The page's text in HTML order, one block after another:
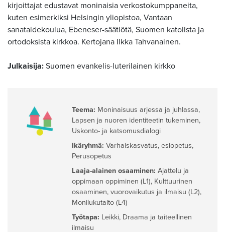
kirjoittajat edustavat moninaisia verkostokumppaneita,
kuten esimerkiksi Helsingin yliopistoa, Vantaan
sanataidekoulua, Ebeneser-säätiötä, Suomen katolista ja
ortodoksista kirkkoa. Kertojana Ilkka Tahvanainen.
Julkaisija: Suomen evankelis-luterilainen kirkko
Teema: Moninaisuus arjessa ja juhlassa,
Lapsen ja nuoren identiteetin tukeminen,
Uskonto- ja katsomusdialogi
Ikäryhmä: Varhaiskasvatus, esiopetus,
Perusopetus
Laaja-alainen osaaminen: Ajattelu ja
oppimaan oppiminen (L1), Kulttuurinen
osaaminen, vuorovaikutus ja ilmaisu (L2),
Monilukutaito (L4)
Työtapa: Leikki, Draama ja taiteellinen
ilmaisu